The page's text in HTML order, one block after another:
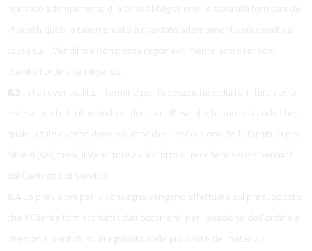
ritardato adempimento di alcuna obbligazione relativa alla fornitura dei
Prodotti qualora tale mancato o ritardato adempimento sia dovuto a
causa cui il Venditore non possa ragionevolmente porre rimedio
tramite l’ordinaria diligenza.
6.3 In tali eventualità, il termine per l’esecuzione della fornitura verrà
esteso per tutto il periodo di durata dell’evento, fermo restando che,
qualora tale evento dovesse impedire l’esecuzione della fornitura per
oltre 6 (sei) mesi, il Venditore avrà diritto di recedere senza penalità
dal Contratto di Vendita.
6.4 Le previsioni per la consegna vengono effettuate sul presupposto
che il Cliente fornisca tutti i dati occorrenti per l’evasione dell’ordine e
che non si verifichino irregolarità nelle provviste dei materiali